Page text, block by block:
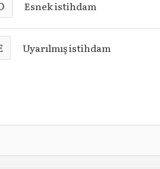
Esnek istihdam
Uyarılmış istihdam